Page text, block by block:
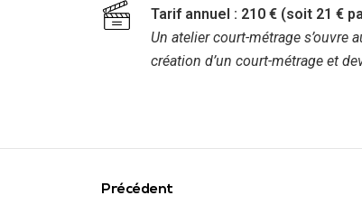
Tarif annuel : 210 € (soit 21 €
Un atelier court-métrage
création d’un court-métrage et
Précédent